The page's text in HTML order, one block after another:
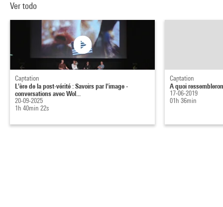
Ver todo
Captation
L'ère de la post-vérité : Savoirs par l'image -
conversations avec Wol...
20-09-2025
1h 40min 22s
Captation
A quoi
17-06-2019
01h 36min